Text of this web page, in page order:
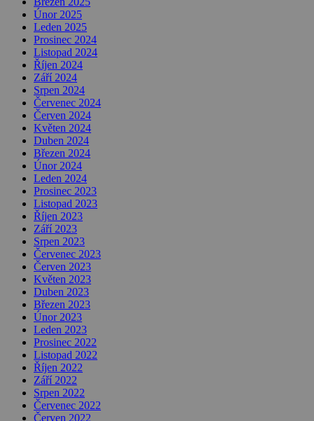
Únor 2025
Leden 2025
Prosinec 2024
Listopad 2024
Říjen 2024
Září 2024
Srpen 2024
Červenec 2024
Červen 2024
Květen 2024
Duben 2024
Březen 2024
Únor 2024
Leden 2024
Prosinec 2023
Listopad 2023
Říjen 2023
Září 2023
Srpen 2023
Červenec 2023
Červen 2023
Květen 2023
Duben 2023
Březen 2023
Únor 2023
Leden 2023
Prosinec 2022
Listopad 2022
Říjen 2022
Září 2022
Srpen 2022
Červenec 2022
Červen 2022